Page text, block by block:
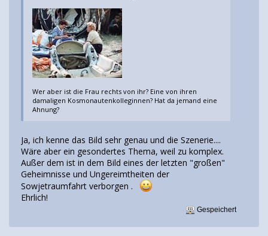
Wer aber ist die Frau rechts von ihr? Eine von ihren
damaligen Kosmonautenkolleginnen? Hat da jemand eine
Ahnung?
Ja, ich kenne das Bild sehr genau und die Szenerie....
Wäre aber ein gesondertes Thema, weil zu komplex.
Außer dem ist in dem Bild eines der letzten "großen"
Geheimnisse und Ungereimtheiten der
Sowjetraumfahrt verborgen .
Ehrlich!
Gespeichert